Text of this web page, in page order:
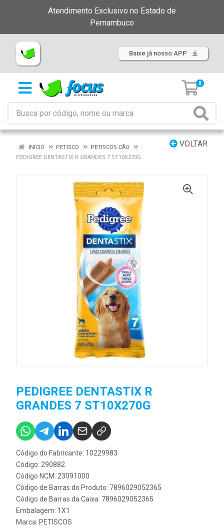
Atendimento Exclusivo no Estado de
Pernambuco
Baixe já nosso APP
0
VOLTAR
INÍCIO PETISCO
PETISCOS CÃO
PEDIGREE DENTASTIX R GRANDES 7 ST10X270G
PEDIGREE DENTASTIX R
GRANDES 7 ST10X270G
Código do Fabricante: 10229983
Código: 290882
Código NCM: 23091000
Código de Barras do Produto: 7896029052365
Código de Barras da Caixa: 7896029052365
Embalagem: 1X1
Marca: PETISCOS